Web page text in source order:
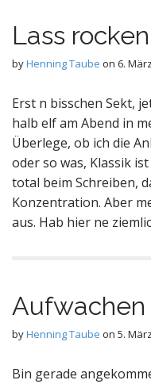
Lass
byHenning Taube on 6.
Erst n bisschen Sekt,
halb elf am Abend in
Überlege, ob ich die
oder so was, Klassik
total beim Schreiben,
Konzentration. Aber
aus. Hab hier ne
Aufwachen
byHenning Taube on 5.
Bin gerade